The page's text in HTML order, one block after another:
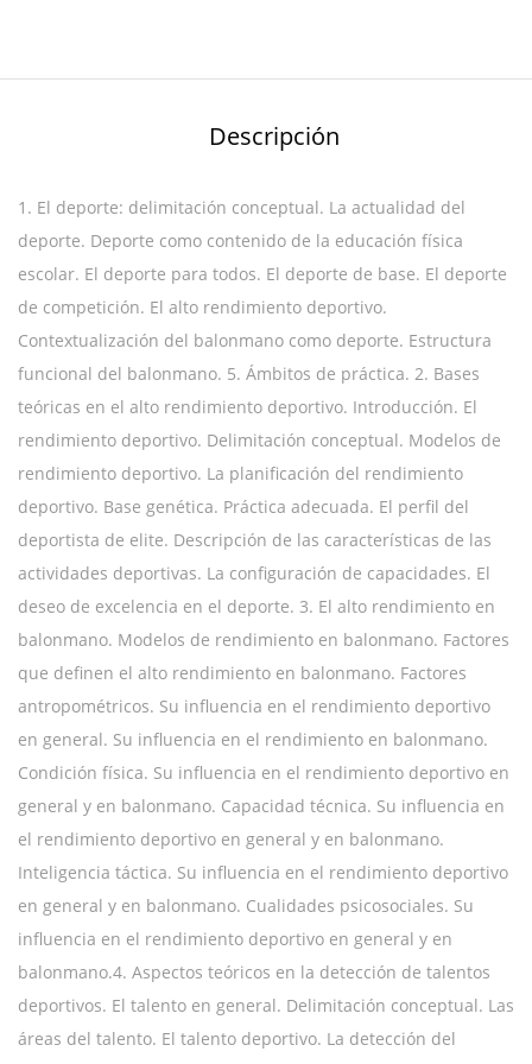
Descripción
1. El deporte: delimitación conceptual. La actualidad del
deporte. Deporte como contenido de la educación física
escolar. El deporte para todos. El deporte de base. El deporte
de competición. El alto rendimiento deportivo.
Contextualización del balonmano como deporte. Estructura
funcional del balonmano. 5. Ámbitos de práctica. 2. Bases
teóricas en el alto rendimiento deportivo. Introducción. El
rendimiento deportivo. Delimitación conceptual. Modelos de
rendimiento deportivo. La planificación del rendimiento
deportivo. Base genética. Práctica adecuada. El perfil del
deportista de elite. Descripción de las características de las
actividades deportivas. La configuración de capacidades. El
deseo de excelencia en el deporte. 3. El alto rendimiento en
balonmano. Modelos de rendimiento en balonmano. Factores
que definen el alto rendimiento en balonmano. Factores
antropométricos. Su influencia en el rendimiento deportivo
en general. Su influencia en el rendimiento en balonmano.
Condición física. Su influencia en el rendimiento deportivo en
general y en balonmano. Capacidad técnica. Su influencia en
el rendimiento deportivo en general y en balonmano.
Inteligencia táctica. Su influencia en el rendimiento deportivo
en general y en balonmano. Cualidades psicosociales. Su
influencia en el rendimiento deportivo en general y en
balonmano.4. Aspectos teóricos en la detección de talentos
deportivos. El talento en general. Delimitación conceptual. Las
áreas del talento. El talento deportivo. La detección del